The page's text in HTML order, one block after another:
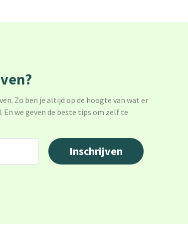
Zo ben je altijd op de hoogte van wat er
we geven de beste tips om zelf te